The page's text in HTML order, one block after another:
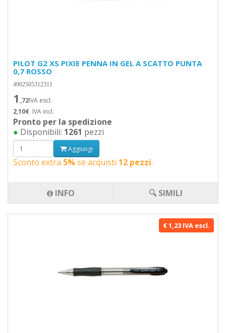
PILOT G2 XS PIXIE PENNA IN GEL A SCATTO PUNTA
0,7 ROSSO
4902505312311
1 ,72IVA escl.
2,10€ IVA incl.
Pronto per la spedizione
● Disponibili: 1261 pezzi
Aggiungi
Sconto extra 5%se acquisti 12 pezzi.
INFO 🔍 SIMILI
€ 1,23 IVA escl.